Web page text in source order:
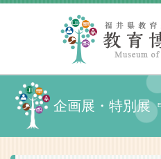
企画展・特別展